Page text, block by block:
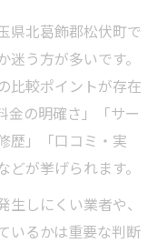
県北葛飾郡松伏町で
う方が多いです。
比較ポイントが存在
金の明確さ」「サー
歴」「口コミ・実
が挙げられます。
しにくい業者や、
いるかは重要な判断